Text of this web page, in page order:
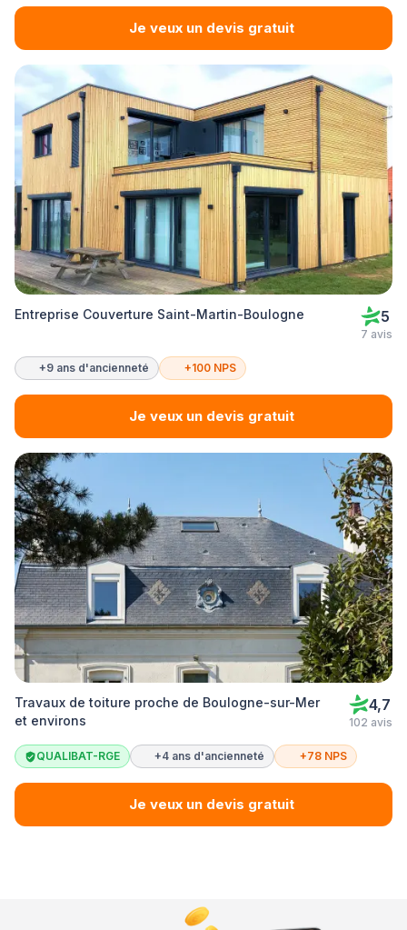
Je veux un devis gratuit
Entreprise Couverture Saint-Martin-Boulogne 5
7 avis
+9 ans d'ancienneté +100 NPS
Je veux un devis gratuit
Travaux de toiture proche de Boulogne-sur-Mer
et environs
4,7
102 avis
QUALIBAT-RGE +4 ans d'ancienneté +78 NPS
Je veux un devis gratuit